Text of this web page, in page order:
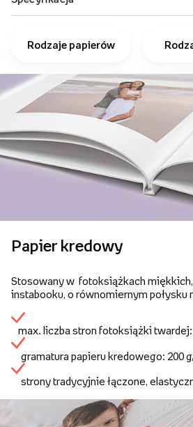
Rodzaje papierów
Papier kredowy
Stosowany w fotoksiążkach
instabooku, o równomiernym połysku
max. liczba stron fotoksiążki twardej:
gramatura papieru kredowego: 200
strony tradycyjnie łączone,